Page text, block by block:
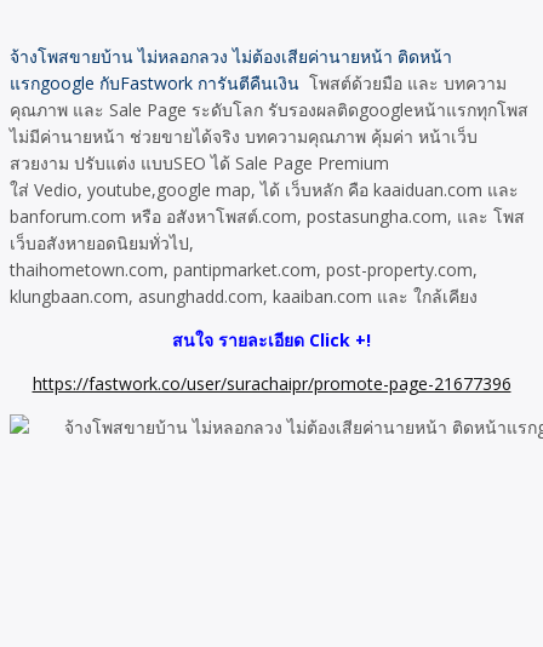
จ้างโพสขายบ้าน ไม่หลอกลวง ไม่ต้องเสียค่านายหน้า ติดหน้า
แรกgoogle กับFastwork การันตีคืนเงิน โพสต์ด้วยมือ และ บทความ
คุณภาพ และ Sale Page ระดับโลก รับรองผลติดgoogleหน้าแรกทุกโพส
ไม่มีค่านายหน้า ช่วยขายได้จริง บทความคุณภาพ คุ้มค่า หน้าเว็บ
สวยงาม ปรับแต่ง แบบSEO ได้ Sale Page Premium
ใส่ Vedio, youtube,google map, ได้ เว็บหลัก คือ kaaiduan.com และ
banforum.com หรือ อสังหาโพสต์.com, postasungha.com, และ โพส
เว็บอสังหายอดนิยมทั่วไป,
thaihometown.com, pantipmarket.com, post-property.com,
klungbaan.com, asunghadd.com, kaaiban.com และ ใกล้เคียง
สนใจ รายละเอียด Click +!
https://fastwork.co/user/surachaipr/promote-page-21677396